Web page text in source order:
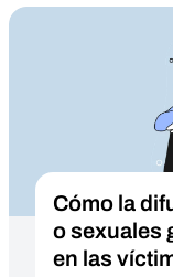
Cómo la
o sexuales
en las